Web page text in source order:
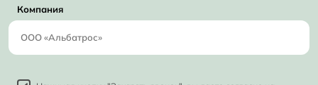
Компания